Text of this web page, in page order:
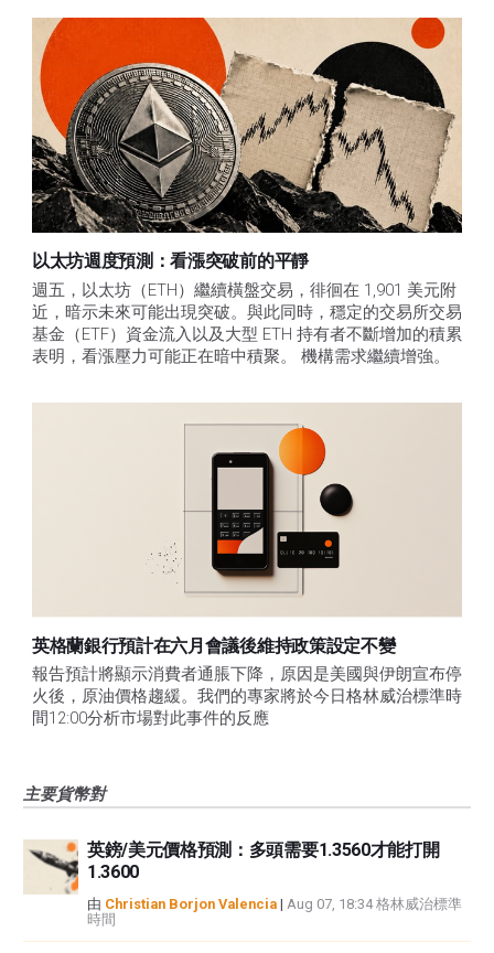
以太坊週度預測：看漲突破前的平靜
週五，以太坊（ETH）繼續橫盤交易，徘徊在 1,901 美元附
近，暗示未來可能出現突破。與此同時，穩定的交易所交易
基金（ETF）資金流入以及大型 ETH 持有者不斷增加的積累
表明，看漲壓力可能正在暗中積聚。 機構需求繼續增強。
英格蘭銀行預計在六月會議後維持政策設定不變
報告預計將顯示消費者通脹下降，原因是美國與伊朗宣布停
火後，原油價格趨緩。我們的專家將於今日格林威治標準時
間12:00分析市場對此事件的反應
主要貨幣對
英鎊/美元價格預測：多頭需要1.3560才能打開
1.3600
由 Christian Borjon Valencia | Aug 07, 18:34 格林威治標準
時間